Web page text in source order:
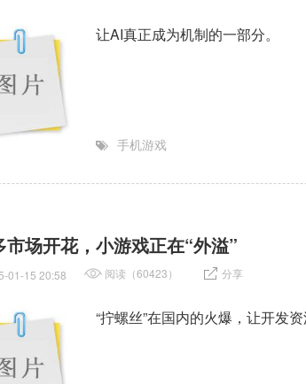
让AI真正成为机制的一部分。
手机游戏
市场开花，小游戏正在“外溢”
01-15 20:58 阅读（60423） 分享
“拧螺丝”在国内的火爆，让开发